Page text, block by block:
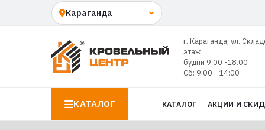
г. Караганда, ул.
этаж
будни 9.00 -18.00
Сб: 9:00 - 14:00
КАТАЛОГ КАТАЛОГ АКЦИИ И